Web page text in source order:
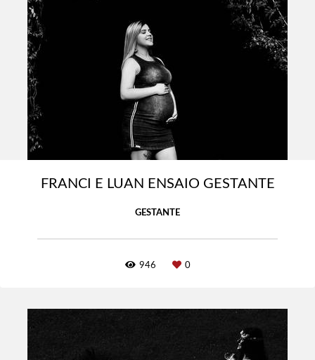
FRANCI E LUAN ENSAIO GESTANTE
GESTANTE
946 0